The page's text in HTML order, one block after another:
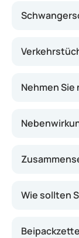
Nehmen
Wie sollten